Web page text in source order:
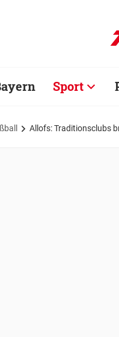
Sport
Allofs: Traditionsclubs